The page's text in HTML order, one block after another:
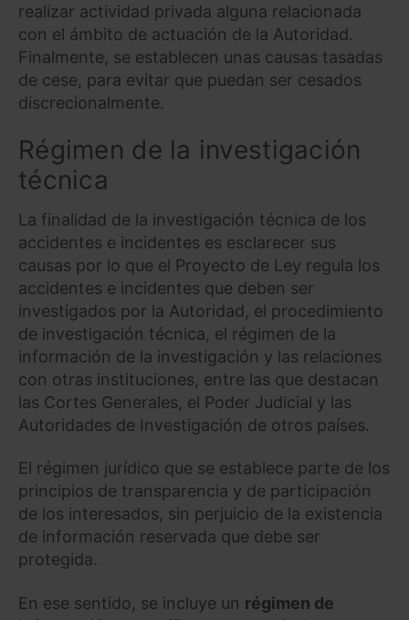
realizar actividad privada alguna relacionada
con el ámbito de actuación de la Autoridad.
Finalmente, se establecen unas causas tasadas
de cese, para evitar que puedan ser cesados
discrecionalmente.
Régimen de la investigación
técnica
La finalidad de la investigación técnica de los
accidentes e incidentes es esclarecer sus
causas por lo que el Proyecto de Ley regula los
accidentes e incidentes que deben ser
investigados por la Autoridad, el procedimiento
de investigación técnica, el régimen de la
información de la investigación y las relaciones
con otras instituciones, entre las que destacan
las Cortes Generales, el Poder Judicial y las
Autoridades de Investigación de otros países.
El régimen jurídico que se establece parte de los
principios de transparencia y de participación
de los interesados, sin perjuicio de la existencia
de información reservada que debe ser
protegida.
En ese sentido, se incluye un régimen de